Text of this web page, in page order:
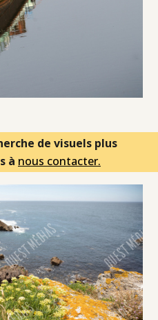
de visuels plus
à nous contacter.